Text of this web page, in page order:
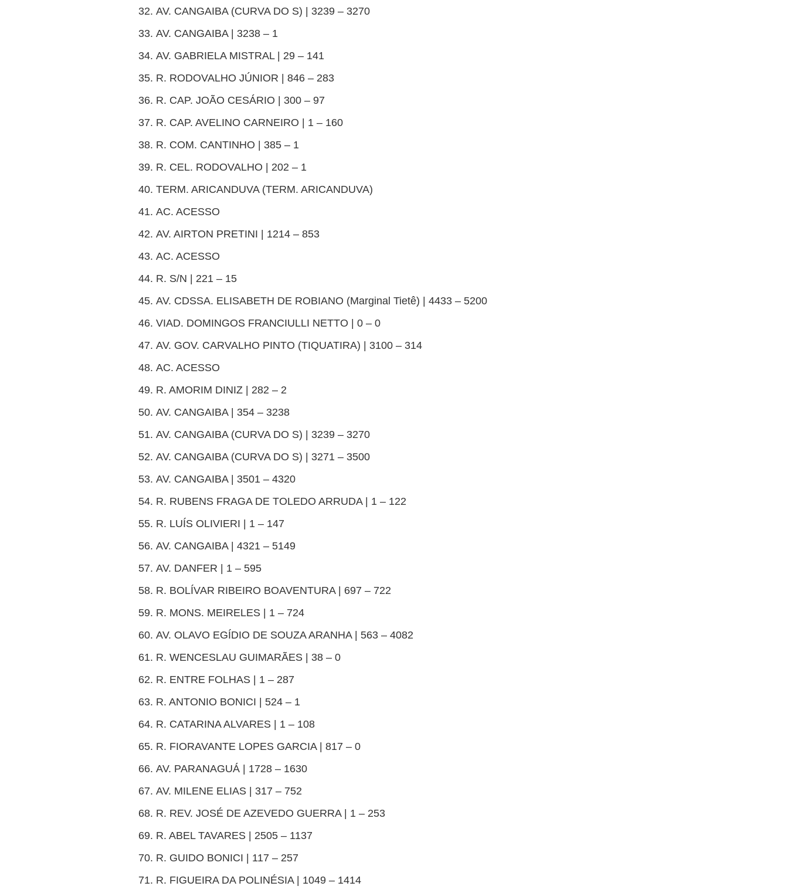
AV. CANGAIBA (CURVA DO S) | 3239 – 3270
AV. CANGAIBA | 3238 – 1
AV. GABRIELA MISTRAL | 29 – 141
R. RODOVALHO JÚNIOR | 846 – 283
R. CAP. JOÃO CESÁRIO | 300 – 97
R. CAP. AVELINO CARNEIRO | 1 – 160
R. COM. CANTINHO | 385 – 1
R. CEL. RODOVALHO | 202 – 1
TERM. ARICANDUVA (TERM. ARICANDUVA)
AC. ACESSO
AV. AIRTON PRETINI | 1214 – 853
AC. ACESSO
R. S/N | 221 – 15
AV. CDSSA. ELISABETH DE ROBIANO (Marginal Tietê) | 4433 – 5200
VIAD. DOMINGOS FRANCIULLI NETTO | 0 – 0
AV. GOV. CARVALHO PINTO (TIQUATIRA) | 3100 – 314
AC. ACESSO
R. AMORIM DINIZ | 282 – 2
AV. CANGAIBA | 354 – 3238
AV. CANGAIBA (CURVA DO S) | 3239 – 3270
AV. CANGAIBA (CURVA DO S) | 3271 – 3500
AV. CANGAIBA | 3501 – 4320
R. RUBENS FRAGA DE TOLEDO ARRUDA | 1 – 122
R. LUÍS OLIVIERI | 1 – 147
AV. CANGAIBA | 4321 – 5149
AV. DANFER | 1 – 595
R. BOLÍVAR RIBEIRO BOAVENTURA | 697 – 722
R. MONS. MEIRELES | 1 – 724
AV. OLAVO EGÍDIO DE SOUZA ARANHA | 563 – 4082
R. WENCESLAU GUIMARÃES | 38 – 0
R. ENTRE FOLHAS | 1 – 287
R. ANTONIO BONICI | 524 – 1
R. CATARINA ALVARES | 1 – 108
R. FIORAVANTE LOPES GARCIA | 817 – 0
AV. PARANAGUÁ | 1728 – 1630
AV. MILENE ELIAS | 317 – 752
R. REV. JOSÉ DE AZEVEDO GUERRA | 1 – 253
R. ABEL TAVARES | 2505 – 1137
R. GUIDO BONICI | 117 – 257
R. FIGUEIRA DA POLINÉSIA | 1049 – 1414